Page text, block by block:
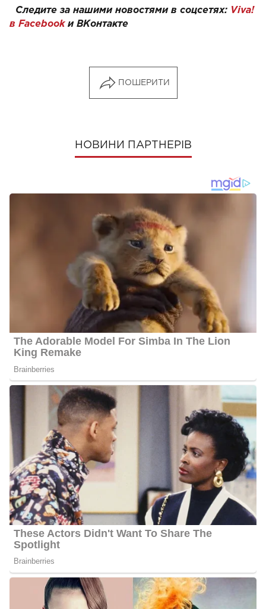
Следите за нашими новостями в соцсетях: Viva!
в Facebookи ВКонтакте
ПОШЕРИТИ
НОВИНИ ПАРТНЕРІВ